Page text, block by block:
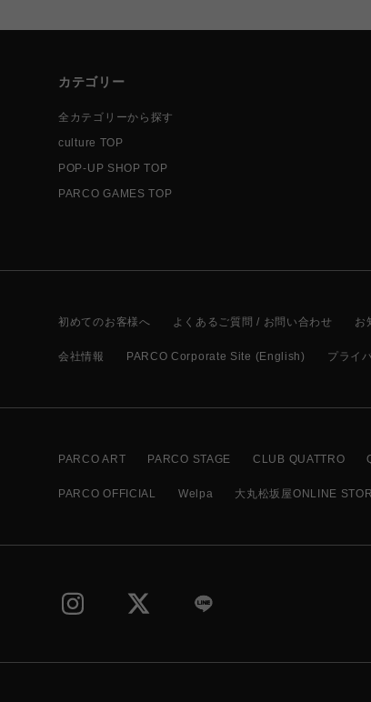
カテゴリー
全カテゴリーから探す
culture TOP
POP-UP SHOP TOP
PARCO GAMES TOP
初めてのお客様へ よくあるご質問 / お問い合わせ お
会社情報 PARCO Corporate Site (English) プライ
PARCO ART PARCO STAGE CLUB QUATTRO
PARCO OFFICIAL Welpa 大丸松坂屋ONLINE